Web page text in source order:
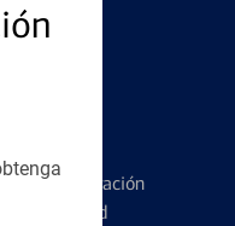
la administración
la identidad